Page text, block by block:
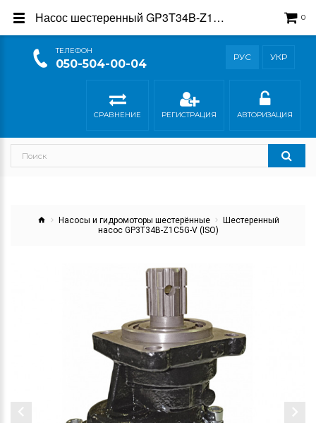
ТEЛЕФОН
050-504-00-04
РУС УКР
0
СРАВНЕНИЕ РЕГИСТРАЦИЯ АВТОРИЗАЦИЯ
Насосы и гидромоторы шестерённые
Шестеренный
насос GP3T34B-Z1C5G-V (ISO)
Насос шестеренный GP3T34B-Z1C5G-V ISO - купить в магазине Гидросила